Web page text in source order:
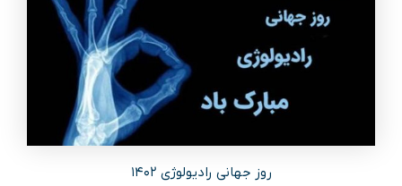
روز جهانی رادیولوژی ۱۴۰۲